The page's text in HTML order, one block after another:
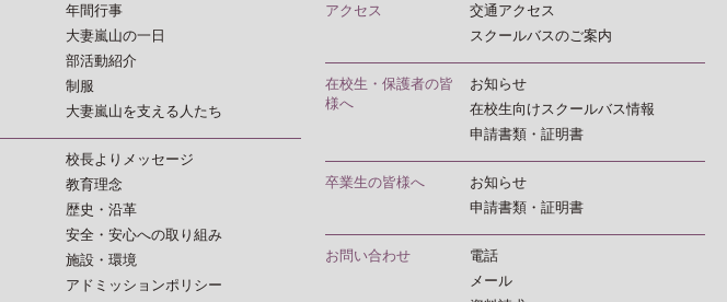
年間行事
大妻嵐山の一日
部活動紹介
制服
大妻嵐山を支える人たち
校長よりメッセージ
教育理念
歴史・沿革
安全・安心への取り組み
施設・環境
アドミッションポリシー
アクセス
交通アクセス
スクールバスのご案内
在校生・保護者の皆
様へ
お知らせ
在校生向けスクールバス情報
申請書類・証明書
卒業生の皆様へ
お知らせ
申請書類・証明書
お問い合わせ
電話
メール